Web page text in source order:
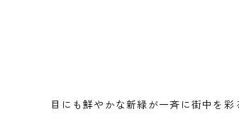
目にも鮮やかな新緑が一斉に街中を彩